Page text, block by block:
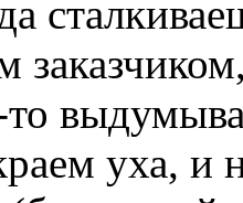
то
уха, и